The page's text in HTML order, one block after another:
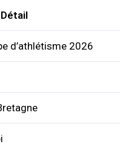
Détail
d’athlétisme 2026